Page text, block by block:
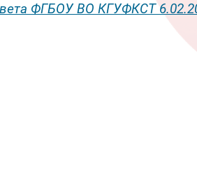
ФГБОУ ВО КГУФКСТ